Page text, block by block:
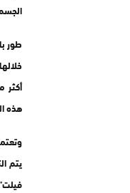
الجسم. ولا
طور
هذه
يتم